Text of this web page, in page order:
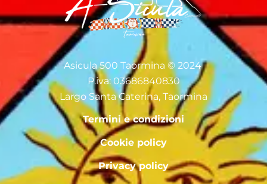
Asicula 500 Taormina © 2024
P.iva: 03686840830
Largo Santa Caterina, Taormina
Termini e condizioni
Cookie policy
Privacy policy